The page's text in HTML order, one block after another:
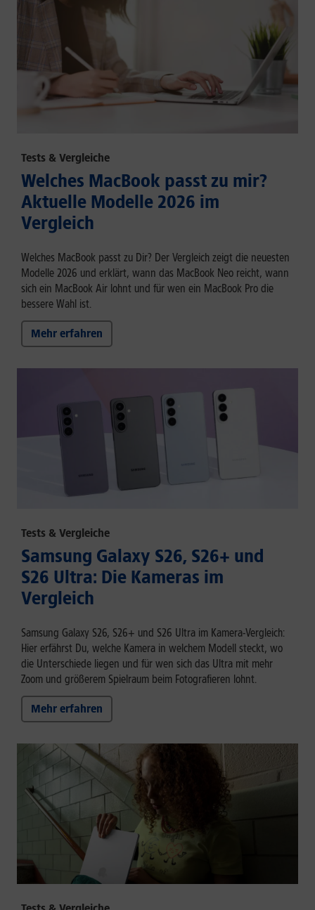
Tests & Vergleiche
Welches MacBook passt zu mir?
Aktuelle Modelle 2026 im
Vergleich
Welches MacBook passt zu Dir? Der Vergleich zeigt die neuesten
Modelle 2026 und erklärt, wann das MacBook Neo reicht, wann
sich ein MacBook Air lohnt und für wen ein MacBook Pro die
bessere Wahl ist.
Mehr erfahren
Tests & Vergleiche
Samsung Galaxy S26, S26+ und
S26 Ultra: Die Kameras im
Vergleich
Samsung Galaxy S26, S26+ und S26 Ultra im Kamera-Vergleich:
Hier erfährst Du, welche Kamera in welchem Modell steckt, wo
die Unterschiede liegen und für wen sich das Ultra mit mehr
Zoom und größerem Spielraum beim Fotografieren lohnt.
Mehr erfahren